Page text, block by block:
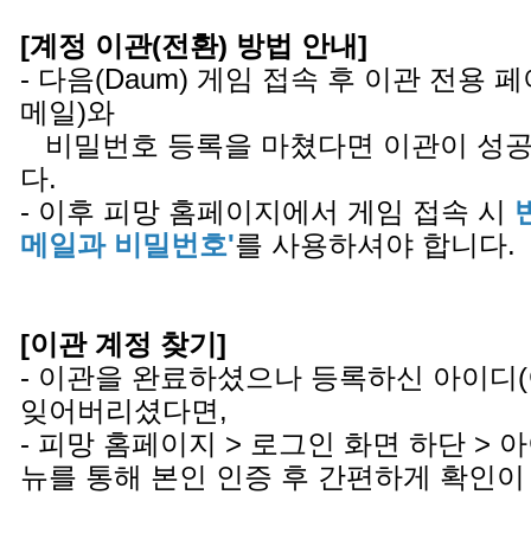
[계정 이관(전환) 방법 안내]
- 다음(Daum) 게임 접속 후 이관 전용
메일)와
비밀번호 등록을 마쳤다면 이관이 성
다.
- 이후 피망 홈페이지에서 게임 접속 시
메일과 비밀번호'를 사용하셔야 합니다.
[이관 계정 찾기]
- 이관을 완료하셨으나 등록하신 아이디
잊어버리셨다면,
- 피망 홈페이지 > 로그인 화면 하단 >
뉴를 통해 본인 인증 후 간편하게 확인